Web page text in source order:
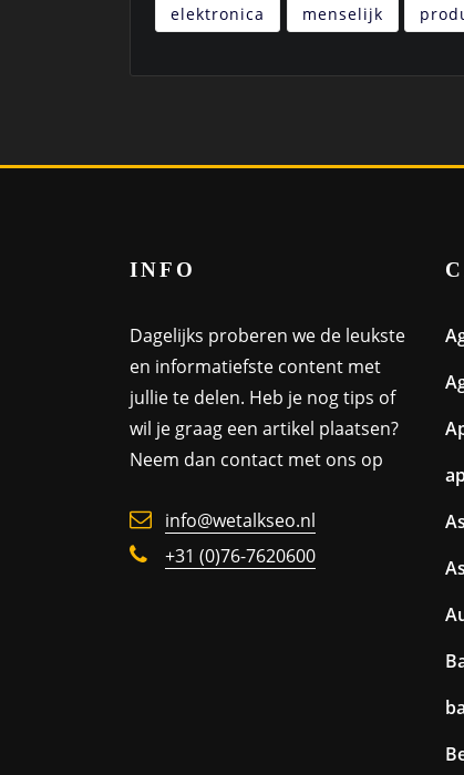
elektronica menselijk
INFO
Dagelijks proberen we de leukste
en informatiefste content met
jullie te delen. Heb je nog tips of
wil je graag een artikel plaatsen?
Neem dan contact met ons op
info@wetalkseo.nl
+31 (0)76-7620600